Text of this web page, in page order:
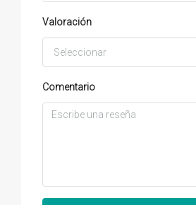
Valoración
Seleccionar
Comentario